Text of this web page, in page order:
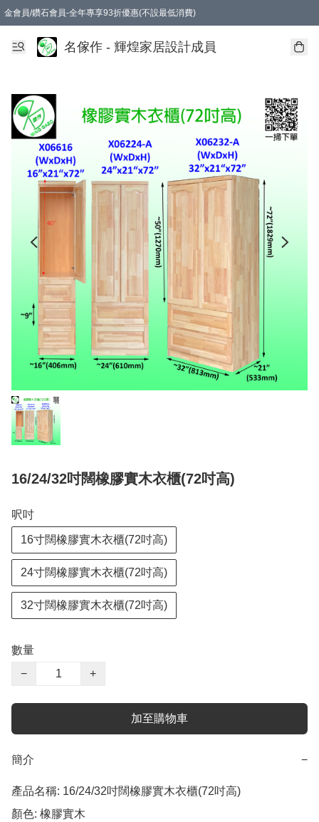
金會員/鑽石會員-全年專享93折優惠(不設最低消費)
名傢作 - 輝煌家居設計成員
16/24/32吋闊橡膠實木衣櫃(72吋高)
呎吋
16寸闊橡膠實木衣櫃(72吋高)
24寸闊橡膠實木衣櫃(72吋高)
32寸闊橡膠實木衣櫃(72吋高)
數量
−
+
加至購物車
簡介 −
產品名稱: 16/24/32吋闊橡膠實木衣櫃(72吋高)
顏色: 橡膠實木